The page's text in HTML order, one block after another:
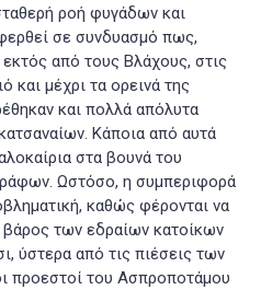
ροή φυγάδων και
σε συνδυασμό πως,
από τους Βλάχους, στις
και μέχρι τα ορεινά της
και πολλά απόλυτα
Κάποια από αυτά
στα βουνά του
Ωστόσο, η συμπεριφορά
καθώς φέρονται να
βάρος των εδραίων κατοίκων
ύστερα από τις πιέσεις των
προεστοί του Ασπροποτάμου